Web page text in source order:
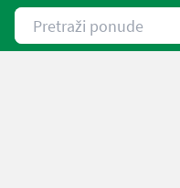
Pretraži ponude